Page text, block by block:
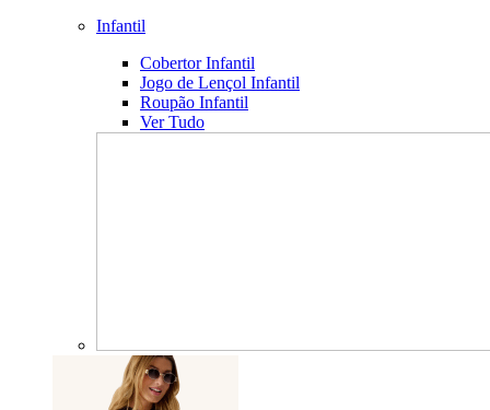
Infantil
Cobertor Infantil
Jogo de Lençol Infantil
Roupão Infantil
Ver Tudo